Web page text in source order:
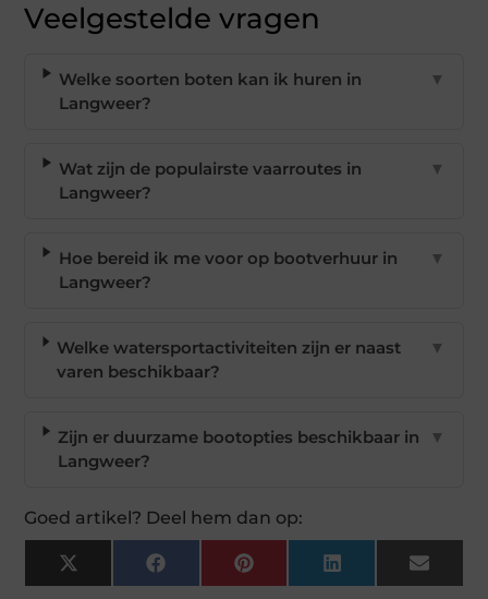
Veelgestelde vragen
Welke soorten boten kan ik huren in
Langweer?
▼
Wat zijn de populairste vaarroutes in
Langweer?
▼
Hoe bereid ik me voor op bootverhuur in
Langweer?
▼
Welke watersportactiviteiten zijn er naast
varen beschikbaar?
▼
Zijn er duurzame bootopties beschikbaar in
Langweer?
▼
Goed artikel? Deel hem dan op:
X
(Twitter)
FacebookPinterest LinkedIn Email